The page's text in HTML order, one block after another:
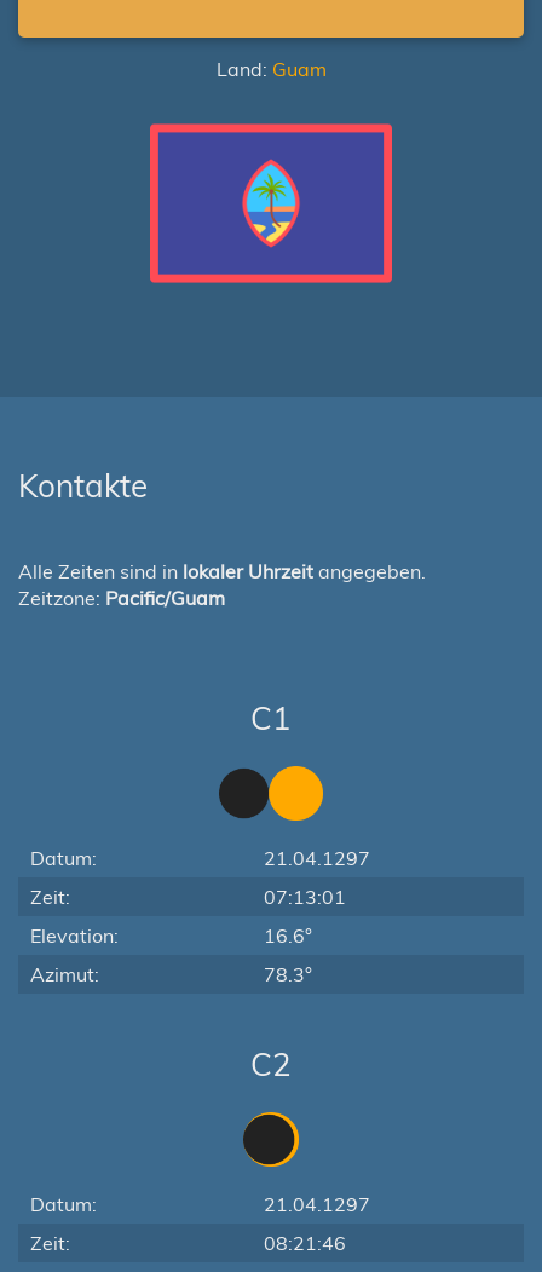
Land: Guam
Kontakte
Alle Zeiten sind in lokaler Uhrzeit angegeben.
Zeitzone: Pacific/Guam
C1
Datum:
21.04.1297
Zeit:
07:13:01
Elevation:
16.6°
Azimut:
78.3°
C2
Datum:
21.04.1297
Zeit:
08:21:46